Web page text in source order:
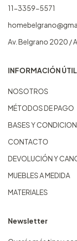
11-3359-5571
Av. Belgrano 2020 /
INFORMACIÓN ÚTIL
NOSOTROS
MÉTODOS DE PAGO
BASES Y
CONTACTO
DEVOLUCIÓN Y
MUEBLES A MEDIDA
MATERIALES
Newsletter